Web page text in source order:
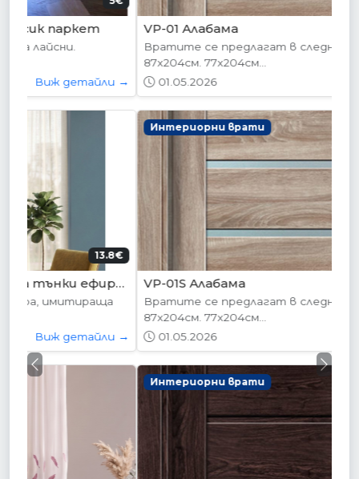
VP-01 Алабама
Вратите се предлагат в следните размери:
87х204см. 77х204см...
01.05.2026
Интериорни врати
204.52€ (400лв.)
VP-01S Алабама
Вратите се предлагат в следните размери:
87х204см. 77х204см...
01.05.2026
Интериорни врати
Previous Next